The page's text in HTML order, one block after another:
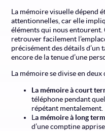
La mémoire visuelle dépend
attentionnelles, car elle
éléments qui nous
retrouver facilement
précisément des détails d’un
encore de la tenue d’une
La mémoire se divise en
La mémoire à court
téléphone pendant
répétant mentalement.
La mémoire à long
d’une comptine